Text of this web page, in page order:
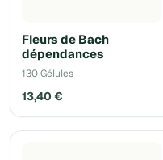
Fleurs de Bach
dépendances
130 Gélules
13,40 €